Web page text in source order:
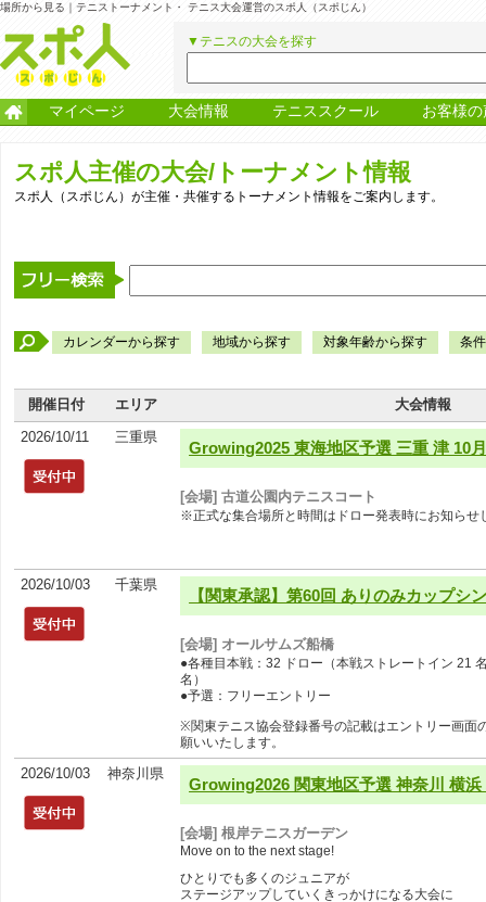
場所から見る｜テニストーナメント・ テニス大会運営のスポ人（スポじん）
▼テニスの大会を探す
マイページ 大会情報 テニススクール お客様の
スポ人主催の大会/トーナメント情報
スポ人（スポじん）が主催・共催するトーナメント情報をご案内します。
カレンダーから探す 地域から探す 対象年齢から探す 条
開催日付 エリア
大会情報
2026/10/11
三重県
Growing2025 東海地区予選 三重 津 10
[会場] 古道公園内テニスコート
※正式な集合場所と時間はドロー発表時にお知らせ
2026/10/03 千葉県
【関東承認】第60回 ありのみカップシ
[会場] オールサムズ船橋
●各種目本戦：32 ドロー（本戦ストレートイン 21
名）
●予選：フリーエントリー
※関東テニス協会登録番号の記載はエントリー画面
願いいたします。
2026/10/03 神奈川県
Growing2026 関東地区予選 神奈川 横浜
[会場] 根岸テニスガーデン
Move on to the next stage!
ひとりでも多くのジュニアが
ステージアップしていくきっかけになる大会に